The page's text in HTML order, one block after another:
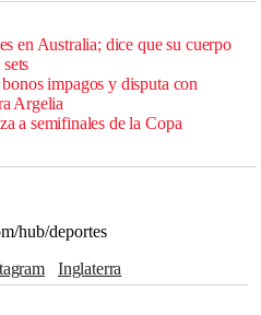
en Australia; dice que su cuerpo
impagos y disputa con
Argelia
a semifinales de la Copa
hub/deportes
Inglaterra